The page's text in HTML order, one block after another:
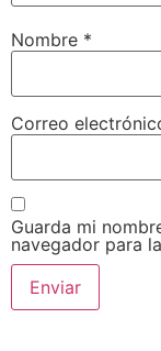
Nombre *
Correo
Guarda mi
navegador para